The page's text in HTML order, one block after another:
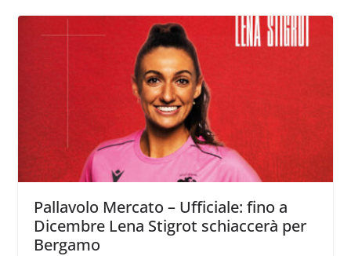
Pallavolo Mercato – Ufficiale: fino a
Dicembre Lena Stigrot schiaccerà per
Bergamo